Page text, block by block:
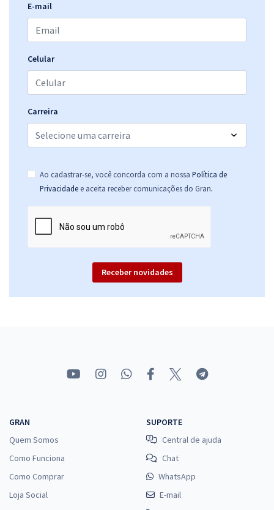
E-mail
Celular
Carreira
Ao cadastrar-se, você concorda com a nossa Política de
Privacidade e aceita receber comunicações do Gran.
Receber novidades
GRAN
Quem Somos
Como Funciona
Como Comprar
Loja Social
SUPORTE
Central de ajuda
Chat
WhatsApp
E-mail